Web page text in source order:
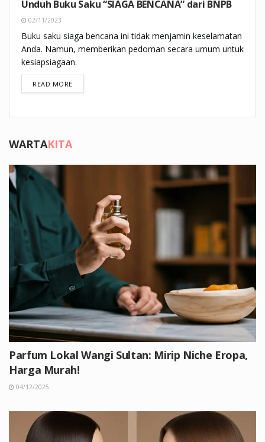
Unduh Buku Saku “SIAGA BENCANA” dari BNPB
02/11/2023
Buku saku siaga bencana ini tidak menjamin keselamatan
Anda. Namun, memberikan pedoman secara umum untuk
kesiapsiagaan.
READ MOREDETAILS
WARTAKITA
Parfum Lokal Wangi Sultan: Mirip Niche Eropa,
Harga Murah!
04/12/2025